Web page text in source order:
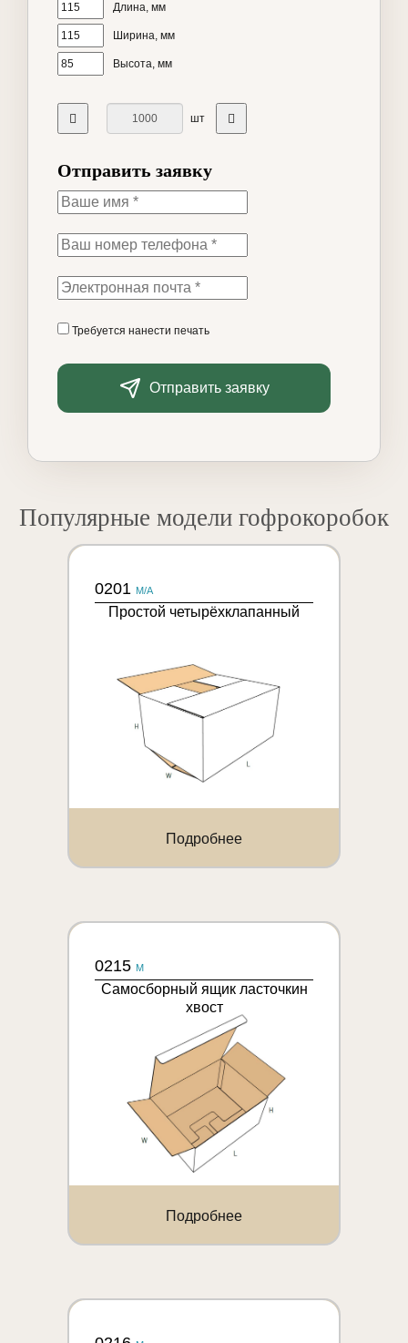
Длина, мм
Ширина, мм
Высота, мм
шт
Отправить заявку
Требуется нанести печать
Отправить заявку
Популярные модели гофрокоробок
0201 M/A
Простой четырёхклапанный
Подробнее
0215 M
Самосборный ящик ласточкин
хвост
Подробнее